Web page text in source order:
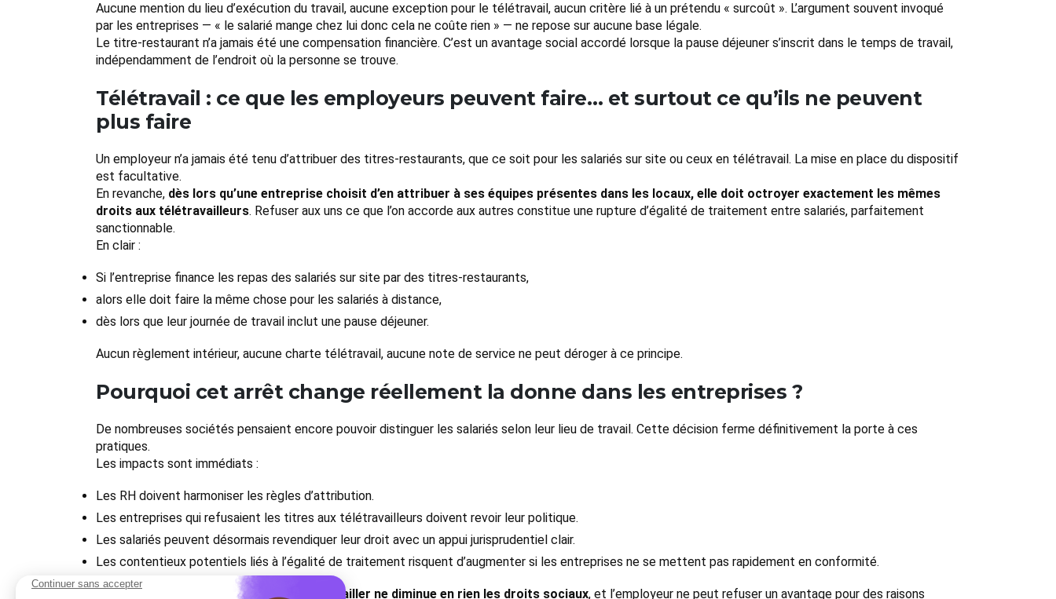
Aucune mention du lieu d’exécution du travail, aucune exception pour le télétravail, aucun critère lié à un prétendu « surcoût ». L’argument souvent invoqué
par les entreprises — « le salarié mange chez lui donc cela ne coûte rien » — ne repose sur aucune base légale.
Le titre-restaurant n’a jamais été une compensation financière. C’est un avantage social accordé lorsque la pause déjeuner s’inscrit dans le temps de travail,
indépendamment de l’endroit où la personne se trouve.
Télétravail : ce que les employeurs peuvent faire… et surtout ce qu’ils ne peuvent
plus faire
Un employeur n’a jamais été tenu d’attribuer des titres-restaurants, que ce soit pour les salariés sur site ou ceux en télétravail. La mise en place du dispositif
est facultative.
En revanche, dès lors qu’une entreprise choisit d’en attribuer à ses équipes présentes dans les locaux, elle doit octroyer exactement les mêmes
droits aux télétravailleurs. Refuser aux uns ce que l’on accorde aux autres constitue une rupture d’égalité de traitement entre salariés, parfaitement
sanctionnable.
En clair :
Si l’entreprise finance les repas des salariés sur site par des titres-restaurants,
alors elle doit faire la même chose pour les salariés à distance,
dès lors que leur journée de travail inclut une pause déjeuner.
Aucun règlement intérieur, aucune charte télétravail, aucune note de service ne peut déroger à ce principe.
Pourquoi cet arrêt change réellement la donne dans les entreprises ?
De nombreuses sociétés pensaient encore pouvoir distinguer les salariés selon leur lieu de travail. Cette décision ferme définitivement la porte à ces
pratiques.
Les impacts sont immédiats :
Les RH doivent harmoniser les règles d’attribution.
Les entreprises qui refusaient les titres aux télétravailleurs doivent revoir leur politique.
Les salariés peuvent désormais revendiquer leur droit avec un appui jurisprudentiel clair.
Les contentieux potentiels liés à l’égalité de traitement risquent d’augmenter si les entreprises ne se mettent pas rapidement en conformité.
Le message de la Cour est limpide : télétravailler ne diminue en rien les droits sociaux, et l’employeur ne peut refuser un avantage pour des raisons